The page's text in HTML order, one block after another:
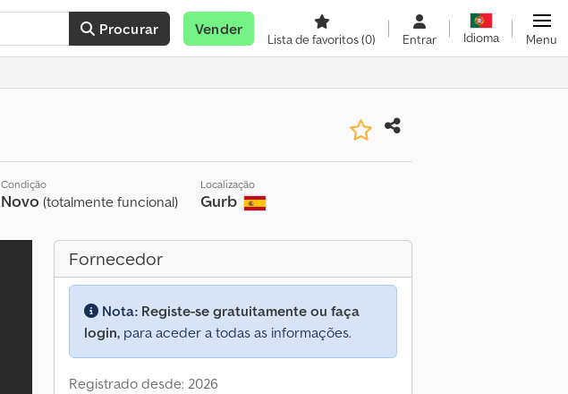
Procurar Vender
Lista de favoritos(0) Entrar Idioma Menu
Condição
Novo(totalmente funcional)
Localização
Gurb
Fornecedor
Nota: Registe-se gratuitamente ou faça
login, para aceder a todas as informações.
Registrado desde: 2026